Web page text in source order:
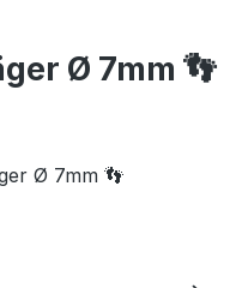
Ø 7mm 👣